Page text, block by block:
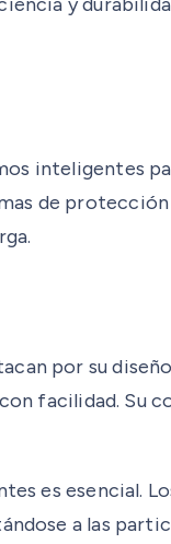
inteligentes
de
por su
facilidad. Su
es esencial.
a las